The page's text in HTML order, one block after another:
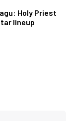
Holy Priest
lineup